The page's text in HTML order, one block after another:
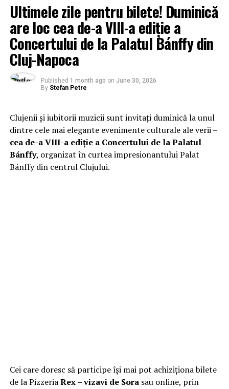
Ultimele zile pentru bilete! Duminică
are loc cea de-a VIII-a ediție a
Concertului de la Palatul Bánffy din
Cluj-Napoca
Published 1 month ago on June 30, 2026
By Stefan Petre
Clujenii și iubitorii muzicii sunt invitați duminică la unul
dintre cele mai elegante evenimente culturale ale verii –
cea de-a VIII-a ediție a Concertului de la Palatul
Bánffy, organizat în curtea impresionantului Palat
Bánffy din centrul Clujului.
Cei care doresc să participe își mai pot achiziționa bilete
de la PizzeriaRex – vizavi de Sora sau online, prin